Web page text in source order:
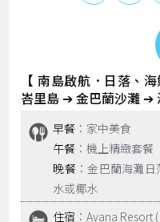
【 南島啟航．日落、
峇里島 ➔ 金巴蘭沙灘 ➔
早餐 ：家中美食
午餐 ：機上精緻套餐
晚餐 ：金巴蘭海灘
水或椰水
住宿 ：Ayana Resort